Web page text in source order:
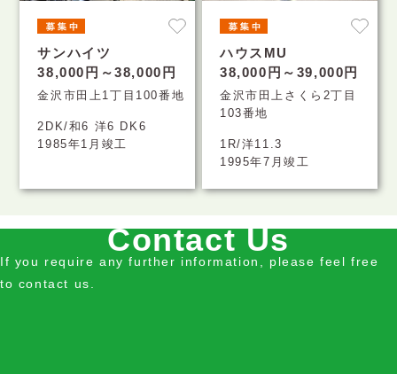
サンハイツ
38,000円～38,000円
金沢市田上1丁目100番地
2DK/和6 洋6 DK6
1985年1月竣工
ハウスMU
38,000円～39,000円
金沢市田上さくら2丁目
103番地
1R/洋11.3
1995年7月竣工
Contact Us
If you require any further information, please feel free
to contact us.